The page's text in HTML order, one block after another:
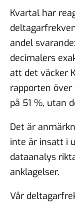
Kvartal har
andel
decimalers
att det väcker
rapporten
på 51 %, utan
Det är
inte är insatt i
dataanalys
anklagelser.
Vår